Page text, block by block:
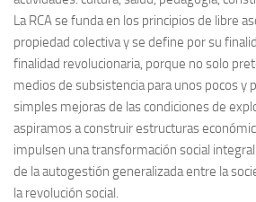
La RCA se funda en los principios de libre
propiedad colectiva y se define por su
finalidad revolucionaria, porque no solo
medios de subsistencia para unos pocos y
simples mejoras de las condiciones de
aspiramos a construir estructuras
impulsen una transformación social
de la autogestión generalizada entre la
la revolución social.